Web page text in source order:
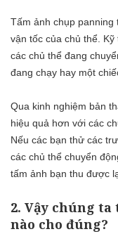
Tấm ảnh chụp
vận tốc của chủ thể.
các chủ thể đang
đang chạy hay một
Qua kinh nghiệm bản
hiệu quả hơn với các
Nếu các bạn thử các
các chủ thể chuyển
tấm ảnh bạn thu được
2. Vậy chúng
nào cho đúng?